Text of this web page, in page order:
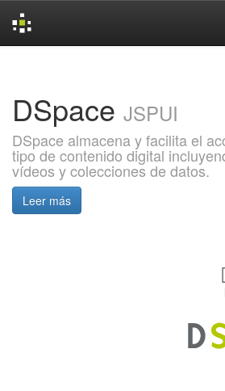
DSpace JSPUI
DSpace almacena y facilita el
tipo de contenido digital
vídeos y colecciones de datos.
Leer más